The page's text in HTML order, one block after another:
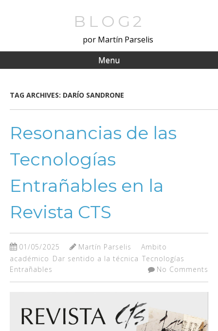
BLOG2
por Martín Parselis
Menu
TAG ARCHIVES: DARÍO SANDRONE
Resonancias de las
Tecnologías
Entrañables en la
Revista CTS
01/05/2025 Martín Parselis
Ambito
académico Dar sentido a la técnica Tecnologías
Entrañables
No Comments